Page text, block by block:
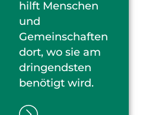
hilft Menschen
und
Gemeinschaften
dort, wo sie am
dringendsten
benötigt wird.